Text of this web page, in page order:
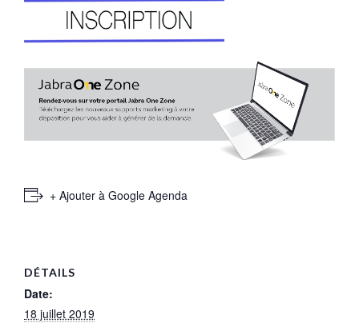
+ Ajouter à Google Agenda
DÉTAILS
Date:
18 juillet 2019